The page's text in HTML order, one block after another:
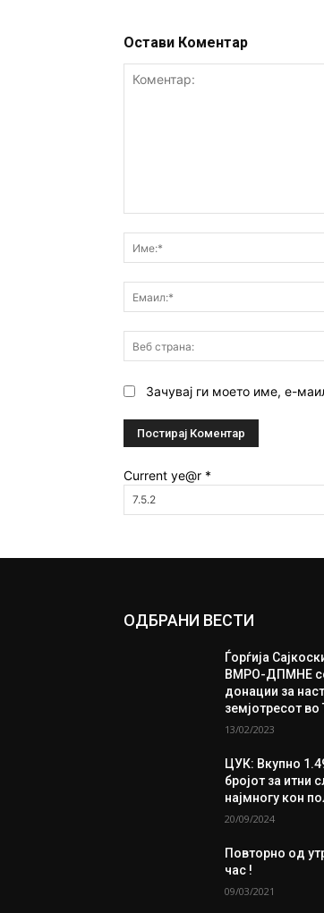
Остави Коментар
Зачувај ги моето име, е-
Current ye@r *
ОДБРАНИ ВЕСТИ
Ѓорѓија
ВМРО-ДПМНЕ
донации за
земјотресот во
13/02/2023
ЦУК: Вкупно
бројот за итни
најмногу кон
20/09/2024
Повторно од
час !
09/03/2021